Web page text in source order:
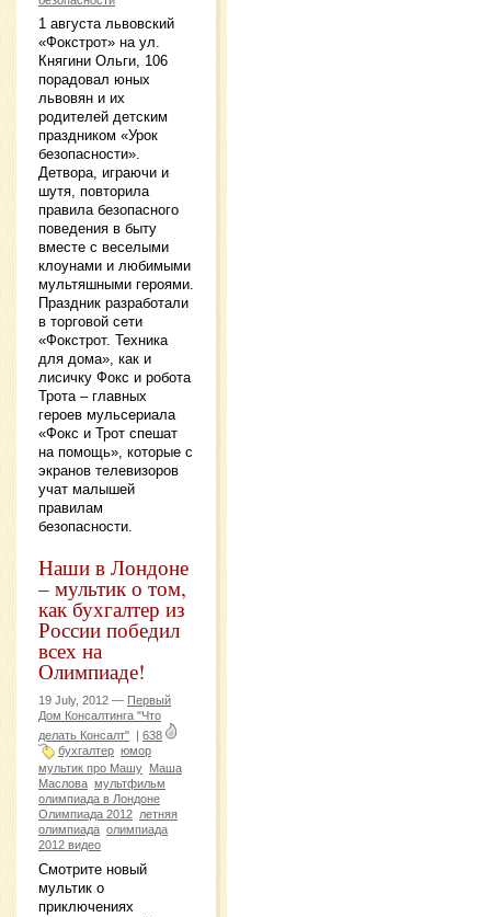
1 августа львовский
«Фокстрот» на ул.
Княгини Ольги, 106
порадовал юных
львовян и их
родителей детским
праздником «Урок
безопасности».
Детвора, играючи и
шутя, повторила
правила безопасного
поведения в быту
вместе с веселыми
клоунами и любимыми
мультяшными героями.
Праздник разработали
в торговой сети
«Фокстрот. Техника
для дома», как и
лисичку Фокс и робота
Трота – главных
героев мульсериала
«Фокс и Трот спешат
на помощь», которые с
экранов телевизоров
учат малышей
правилам
безопасности.
Наши в Лондоне
– мультик о том,
как бухгалтер из
России победил
всех на
Олимпиаде!
19 July, 2012 — Первый
Дом Консалтинга "Что
делать Консалт" | 638
бухгалтер юмор
мультик про Машу Маша
Маслова мультфильм
олимпиада в Лондоне
Олимпиада 2012 летняя
олимпиада олимпиада
2012 видео
Смотрите новый
мультик о
приключениях